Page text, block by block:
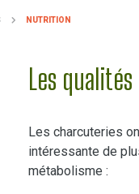
NUTRITION
Les
Les charcuteries
intéressante de
métabolisme :